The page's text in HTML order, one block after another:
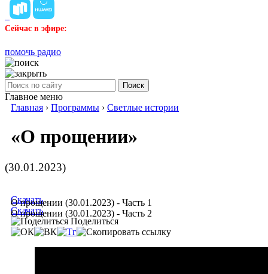
Сейчас в эфире:
помочь радио
Поиск
Главное меню
Главная › Программы › Светлые истории
«О прощении»
(30.01.2023)
О прощении (30.01.2023) - Часть 1
Скачать
О прощении (30.01.2023) - Часть 2
Скачать
Поделиться